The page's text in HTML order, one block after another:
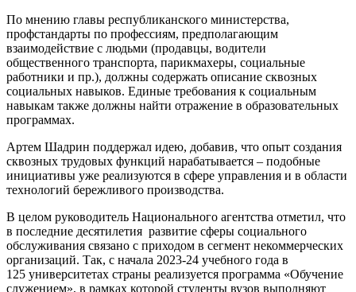
По мнению главы республиканского министерства,
профстандарты по профессиям, предполагающим
взаимодействие с людьми (продавцы, водители
общественного транспорта, парикмахеры, социальные
работники и пр.), должны содержать описание сквозных
социальных навыков. Единые требования к социальным
навыкам также должны найти отражение в образовательных
программах.
Артем Шадрин поддержал идею, добавив, что опыт создания
сквозных трудовых функций нарабатывается – подобные
инициативы уже реализуются в сфере управления и в области
технологий бережливого производства.
В целом руководитель Национального агентства отметил, что
в последние десятилетия развитие сферы социального
обслуживания связано с приходом в сегмент некоммерческих
организаций. Так, с начала 2023-24 учебного года в
125 университетах страны реализуется программа «Обучение
служением», в рамках которой студенты вузов выполняют